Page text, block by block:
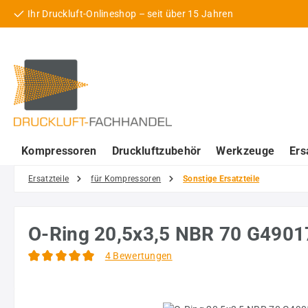
Hauptinhalt springen
Zur Suche springen
Zur Hauptnavigation springen
Ihr Druckluft-Onlineshop – seit über 15 Jahren
Kompressoren Druckluftzubehör Werkzeuge
Ersatzteile für Kompressoren Sonstige Ersatzteile
O-Ring 20,5x3,5 NBR 70
4 Bewertungen